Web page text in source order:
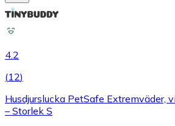
4.2
(12)
Husdjurslucka PetSafe Extremväder,
– Storlek S